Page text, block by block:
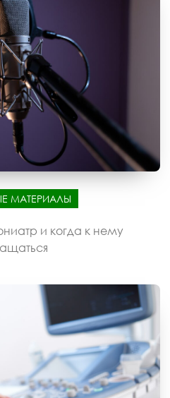
МАТЕРИАЛЫ
и когда к нему